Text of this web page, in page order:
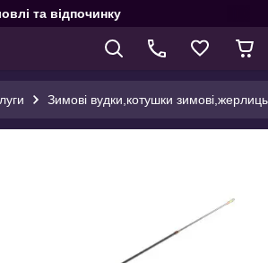
та відпочинку
Зимові вудки,котушки